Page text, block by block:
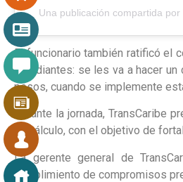
Una publicación compartida
El funcionario también ratificó el
estudiantes: se les va a hacer
pesos, cuando se implemente
Durante la jornada, TransCaribe
su cálculo, con el objetivo de
La gerente general de
cumplimiento de compromisos